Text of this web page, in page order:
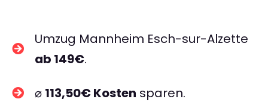
Umzug Mannheim Esch-sur-Alzette
ab 149€.
⌀ 113,50€ Kosten sparen.